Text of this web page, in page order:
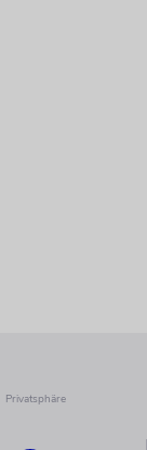
Privatsphäre